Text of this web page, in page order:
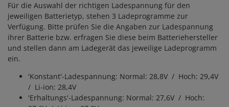
Für die Auswahl der richtigen Ladespannung für den
jeweiligen Batterietyp, stehen 3 Ladeprogramme zur
Verfügung. Bitte prüfen Sie die Angaben zur Ladespannung
ihrer Batterie bzw. erfragen Sie diese beim Batteriehersteller
und stellen dann am Ladegerät das jeweilige Ladeprogramm
ein.
'Konstant'-Ladespannung: Normal: 28,8V / Hoch: 29,4V
/ Li-ion: 28,4V
'Erhaltungs'-Ladespannung: Normal: 27,6V / Hoch: